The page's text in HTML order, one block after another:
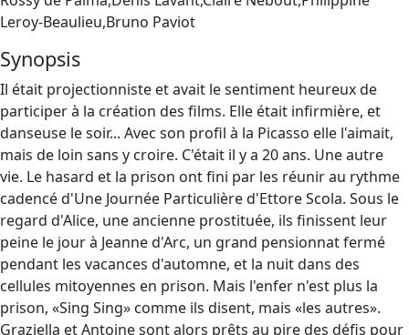
Leroy-Beaulieu,Bruno Paviot
Synopsis
Il était projectionniste et avait le sentiment heureux de
participer à la création des films. Elle était infirmière, et
danseuse le soir... Avec son profil à la Picasso elle l'aimait,
mais de loin sans y croire. C'était il y a 20 ans. Une autre
vie. Le hasard et la prison ont fini par les réunir au rythme
cadencé d'Une Journée Particulière d'Ettore Scola. Sous le
regard d'Alice, une ancienne prostituée, ils finissent leur
peine le jour à Jeanne d'Arc, un grand pensionnat fermé
pendant les vacances d'automne, et la nuit dans des
cellules mitoyennes en prison. Mais l'enfer n'est plus la
prison, «Sing Sing» comme ils disent, mais «les autres».
Graziella et Antoine sont alors prêts au pire des défis pour